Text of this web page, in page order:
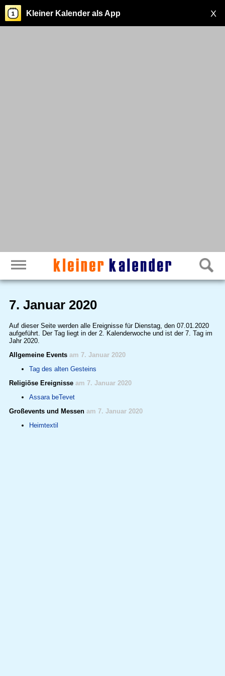
X
Kleiner Kalender als App
7. Januar 2020
Auf dieser Seite werden alle Ereignisse für Dienstag, den 07.01.2020
aufgeführt. Der Tag liegt in der 2. Kalenderwoche und ist der 7. Tag im
Jahr 2020.
Allgemeine Events am 7. Januar 2020
Tag des alten Gesteins
Religiöse Ereignisse am 7. Januar 2020
Assara beTevet
Großevents und Messen am 7. Januar 2020
Heimtextil